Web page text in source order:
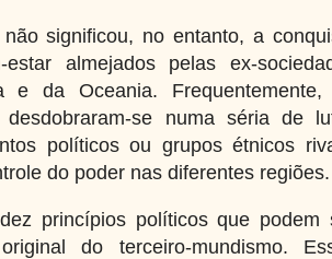
significou, no entanto, a
almejados pelas ex-
da Oceania. Frequentemente,
desdobraram-se numa séria de
políticos ou grupos étnicos
do poder nas diferentes regiões.
princípios políticos que podem
do terceiro-mundismo.